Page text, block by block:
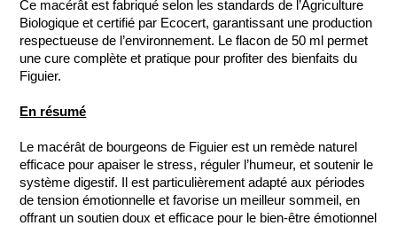
Ce macérât est fabriqué selon les standards de l’Agriculture
Biologique et certifié par Ecocert, garantissant une production
respectueuse de l’environnement. Le flacon de 50 ml permet
une cure complète et pratique pour profiter des bienfaits du
Figuier.
En résumé
Le macérât de bourgeons de Figuier est un remède naturel
efficace pour apaiser le stress, réguler l’humeur, et soutenir le
système digestif. Il est particulièrement adapté aux périodes
de tension émotionnelle et favorise un meilleur sommeil, en
offrant un soutien doux et efficace pour le bien-être émotionnel